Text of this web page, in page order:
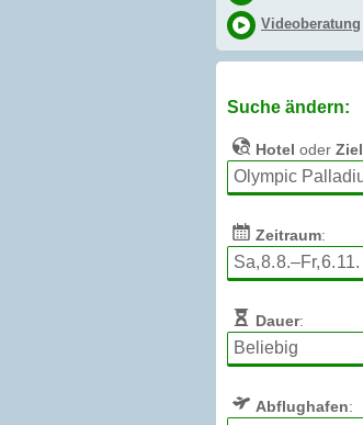
Videoberatung
Suche ändern:
Hotel oder Ziel
Zeitraum:
Dauer:
Abflughafen: